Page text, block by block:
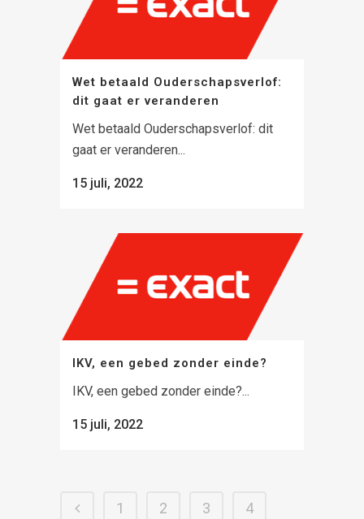
Wet betaald Ouderschapsverlof:
dit gaat er veranderen
Wet betaald Ouderschapsverlof: dit
gaat er veranderen...
15 juli, 2022
IKV, een gebed zonder einde?
IKV, een gebed zonder einde?...
15 juli, 2022
1 2 3
4